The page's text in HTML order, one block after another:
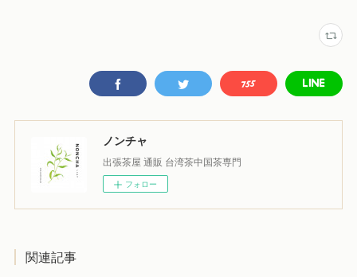
ノンチャ
出張茶屋 通販 台湾茶中国茶専門
フォロー
関連記事